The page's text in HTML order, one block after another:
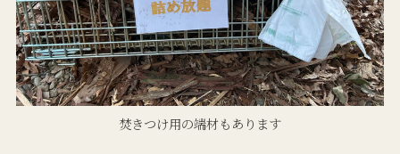
焚きつけ用の端材もあります